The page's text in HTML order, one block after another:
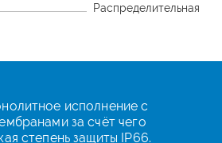
Распределительная
исполнение с
за счёт чего
степень защиты IP66.